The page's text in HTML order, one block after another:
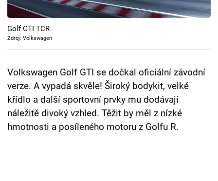
Cool Esport
Pořady
Sledujte prima+
Přihlášení
Golf GTI TCR
Zdroj: Volkswagen
Volkswagen Golf GTI se dočkal oficiální závodní
verze. A vypadá skvěle! Široký bodykit, velké
křídlo a další sportovní prvky mu dodávají
náležitě divoký vzhled. Těžit by měl z nízké
hmotnosti a posíleného motoru z Golfu R.